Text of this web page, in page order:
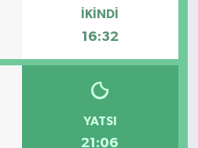
İKINDI
16:32
YATSI
21:06